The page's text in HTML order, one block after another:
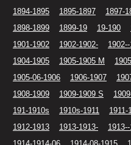
1894-1895
1895-1897 1897-
1898-1899
1899-19 19-190
1901-1902
1902-1902-
1904-1905
1905-1905 M
1905-06-1906
1906-1907
1908-1909
1909-1909 S
191-1910s
1910s-1911 1911-
1912-1913
1913-1913-